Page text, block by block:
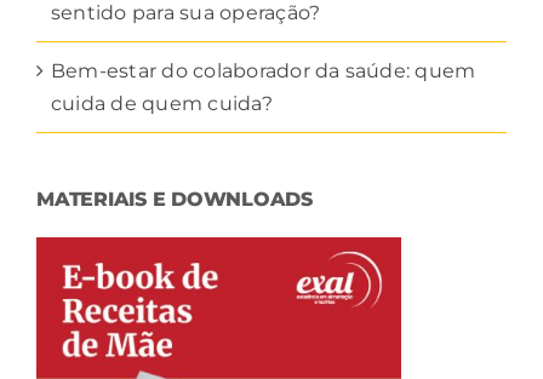
sentido para sua operação?
Bem-estar do colaborador da saúde: quem
cuida de quem cuida?
MATERIAIS E DOWNLOADS